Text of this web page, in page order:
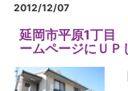
2012/12/07
延岡市平原1丁
ームページにＵ